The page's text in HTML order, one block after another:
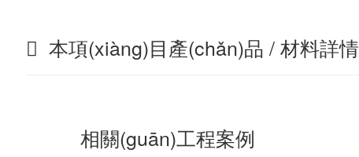
本項(xiàng)目產(chǎn)品 / 材料詳情
相關(guān)工程案例